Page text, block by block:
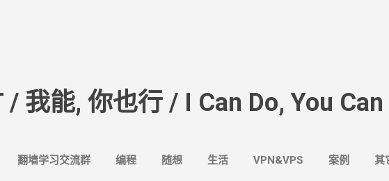
/ 我能, 你也行 / I Can Do, You Can
翻墙学习交流群 编程 随想 生活 VPN&VPS 案例 其